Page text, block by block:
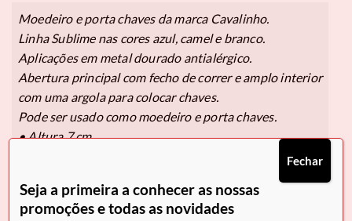
Moedeiro e porta chaves da marca Cavalinho.
Linha Sublime nas cores azul, camel e branco.
Aplicações em metal dourado antialérgico.
Abertura principal com fecho de correr e amplo interior
com uma argola para colocar chaves.
Pode ser usado como moedeiro e porta chaves.
• Altura 7 cm,
Seja a primeira a conhecer as nossas
promoções e todas as novidades
Fechar